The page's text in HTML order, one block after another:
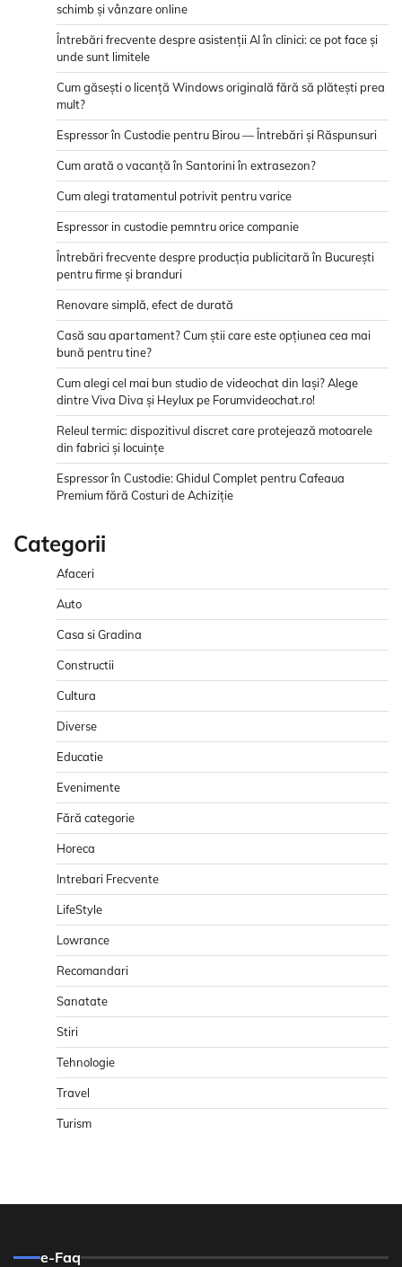
schimb și vânzare online
Întrebări frecvente despre asistenții AI în clinici: ce pot face și
unde sunt limitele
Cum găsești o licență Windows originală fără să plătești prea
mult?
Espressor în Custodie pentru Birou — Întrebări și Răspunsuri
Cum arată o vacanță în Santorini în extrasezon?
Cum alegi tratamentul potrivit pentru varice
Espressor in custodie pemntru orice companie
Întrebări frecvente despre producția publicitară în București
pentru firme și branduri
Renovare simplă, efect de durată
Casă sau apartament? Cum știi care este opțiunea cea mai
bună pentru tine?
Cum alegi cel mai bun studio de videochat din Iași? Alege
dintre Viva Diva și Heylux pe Forumvideochat.ro!
Releul termic: dispozitivul discret care protejează motoarele
din fabrici și locuințe
Espressor în Custodie: Ghidul Complet pentru Cafeaua
Premium fără Costuri de Achiziție
Categorii
Afaceri
Auto
Casa si Gradina
Constructii
Cultura
Diverse
Educatie
Evenimente
Fără categorie
Horeca
Intrebari Frecvente
LifeStyle
Lowrance
Recomandari
Sanatate
Stiri
Tehnologie
Travel
Turism
e-Faq